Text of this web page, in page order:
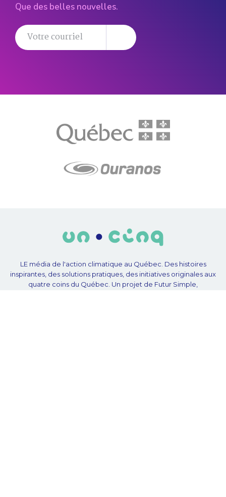
Que des belles nouvelles.
LE média de l'action climatique au Québec. Des histoires
inspirantes, des solutions pratiques, des initiatives originales aux
quatre coins du Québec. Un projet de Futur Simple,